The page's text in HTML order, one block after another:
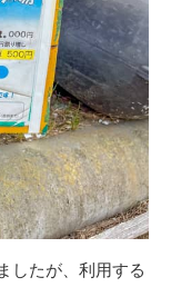
したが、利用する